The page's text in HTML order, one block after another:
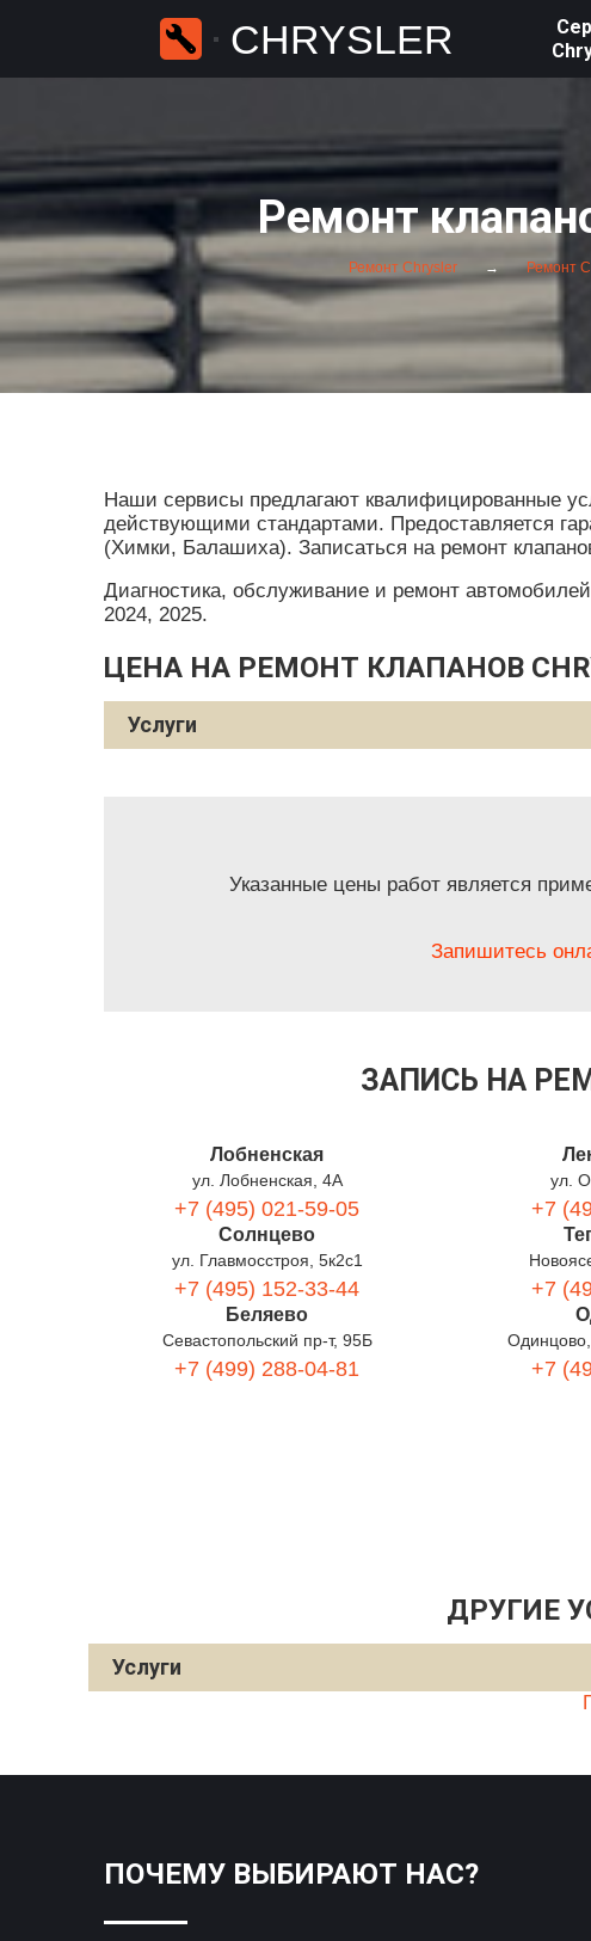
CHRYSLER
Ремонт
Ремонт Chrysler Ремонт
Наши сервисы предлагают квалифицированные
действующими стандартами. Предоставляется
(Химки, Балашиха). Записаться на ремонт
Диагностика, обслуживание и ремонт
2024, 2025.
ЦЕНА НА РЕМОНТ КЛАПАНОВ
Услуги
Указанные цены работ является
Запишитесь
ЗАПИСЬ НА
Лобненская
ул. Лобненская, 4А
+7 (495) 021-59-05
ул.
+7
Солнцево
ул. Главмосстроя, 5к2с1
+7 (495) 152-33-44 +7
Беляево
Севастопольский пр-т, 95Б
+7 (499) 288-04-81 +7
ДРУГИЕ
Услуги
ПОЧЕМУ ВЫБИРАЮТ НАС?